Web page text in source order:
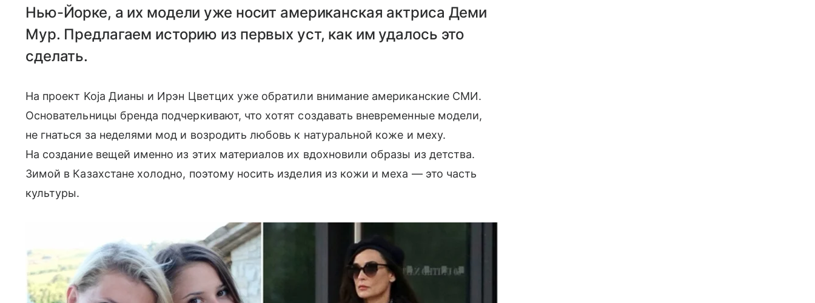
Нью-Йорке, а их модели уже носит американская актриса Деми
Мур. Предлагаем историю из первых уст, как им удалось это
сделать.
На проект Koja Дианы и Ирэн Цветцих уже обратили внимание американские СМИ.
Основательницы бренда подчеркивают, что хотят создавать вневременные модели,
не гнаться за неделями мод и возродить любовь к натуральной коже и меху.
На создание вещей именно из этих материалов их вдохновили образы из детства.
Зимой в Казахстане холодно, поэтому носить изделия из кожи и меха — это часть
культуры.